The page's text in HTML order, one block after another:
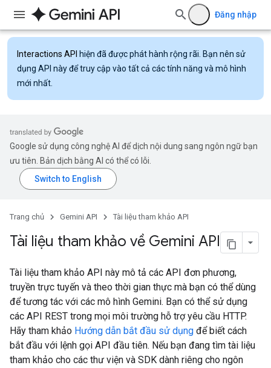
Đăng nhập
Interactions API hiện đã được phát hành rộng rãi. Bạn nên sử
dụng API này để truy cập vào tất cả các tính năng và mô hình
mới nhất.
Google sử dụng công nghệ AI để dịch nội dung sang ngôn ngữ bạn
ưu tiên. Bản dịch bằng AI có thể có lỗi.
Trang chủ Gemini API Tài liệu tham khảo API
Tài liệu tham khảo về Gemini API
Tài liệu tham khảo API này mô tả các API đơn phương,
truyền trực tuyến và theo thời gian thực mà bạn có thể dùng
để tương tác với các mô hình Gemini. Bạn có thể sử dụng
các API REST trong mọi môi trường hỗ trợ yêu cầu HTTP.
Hãy tham khảo Hướng dẫn bắt đầu sử dụng để biết cách
bắt đầu với lệnh gọi API đầu tiên. Nếu bạn đang tìm tài liệu
tham khảo cho các thư viện và SDK dành riêng cho ngôn